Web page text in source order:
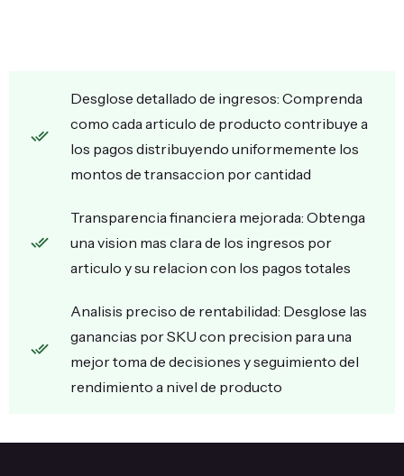
Desglose detallado de ingresos: Comprenda
como cada articulo de producto contribuye a
los pagos distribuyendo uniformemente los
montos de transaccion por cantidad
Transparencia financiera mejorada: Obtenga
una vision mas clara de los ingresos por
articulo y su relacion con los pagos totales
Analisis preciso de rentabilidad: Desglose las
ganancias por SKU con precision para una
mejor toma de decisiones y seguimiento del
rendimiento a nivel de producto